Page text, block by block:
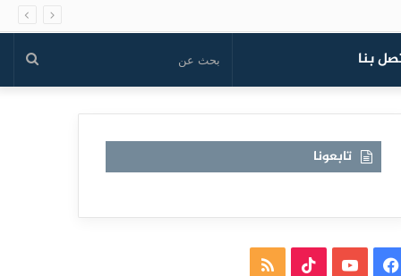
بنا بحث
تابعونا
فيسبوكيوتيوب TikTokملخص